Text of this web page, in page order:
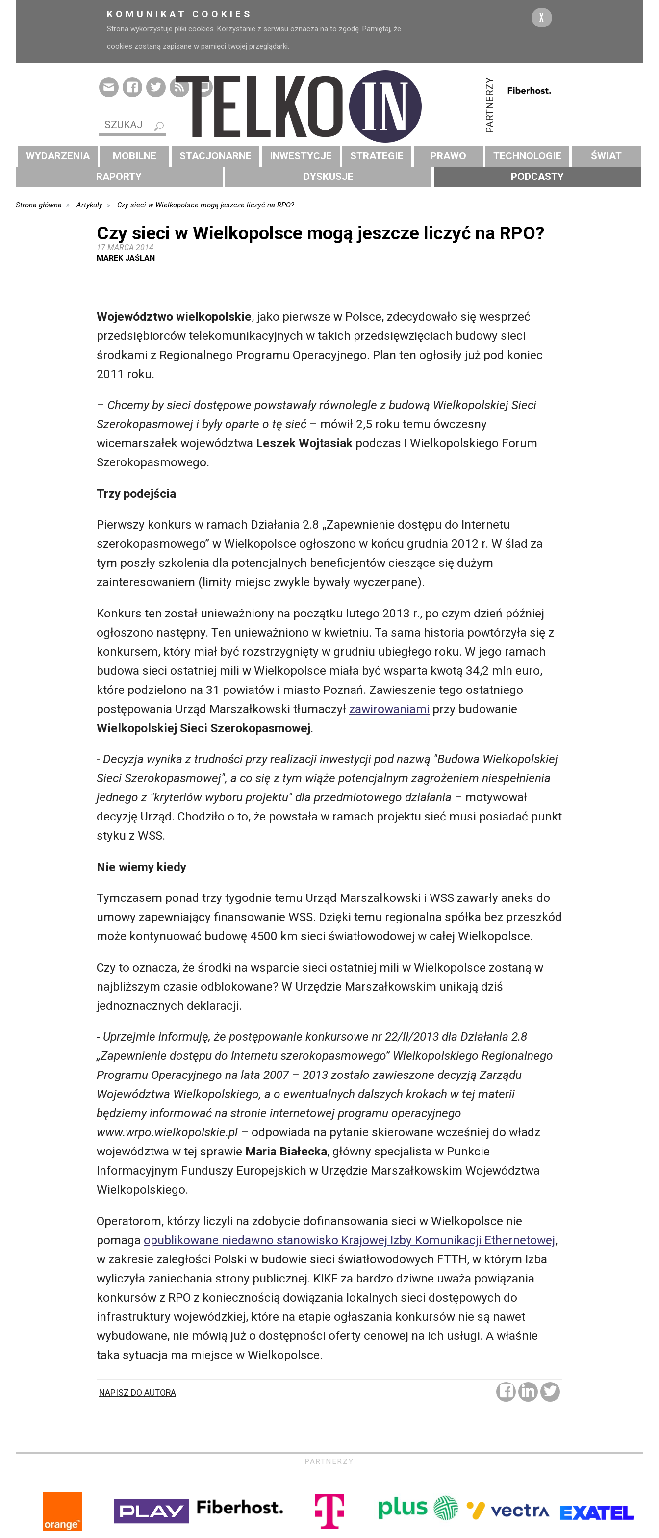
KOMUNIKAT COOKIES
Strona wykorzystuje pliki cookies. Korzystanie z serwisu oznacza na to zgodę. Pamiętaj, że
cookies zostaną zapisane w pamięci twojej przeglądarki.
X
PARTNERZY
WYDARZENIA MOBILNE STACJONARNE INWESTYCJE STRATEGIE PRAWO TECHNOLOGIE
ŚWIAT
RAPORTY
DYSKUSJE PODCASTY
Strona główna Artykuły Czy sieci w Wielkopolsce mogą jeszcze liczyć na RPO?
Czy sieci w Wielkopolsce mogą jeszcze liczyć na RPO?
17 MARCA 2014
MAREK JAŚLAN
Województwo wielkopolskie, jako pierwsze w Polsce, zdecydowało się wesprzeć
przedsiębiorców telekomunikacyjnych w takich przedsięwzięciach budowy sieci
środkami z Regionalnego Programu Operacyjnego. Plan ten ogłosiły już pod koniec
2011 roku.
– Chcemy by sieci dostępowe powstawały równolegle z budową Wielkopolskiej Sieci
Szerokopasmowej i były oparte o tę sieć – mówił 2,5 roku temu ówczesny
wicemarszałek województwa Leszek Wojtasiak podczas I Wielkopolskiego Forum
Szerokopasmowego.
Trzy podejścia
Pierwszy konkurs w ramach Działania 2.8 „Zapewnienie dostępu do Internetu
szerokopasmowego” w Wielkopolsce ogłoszono w końcu grudnia 2012 r. W ślad za
tym poszły szkolenia dla potencjalnych beneficjentów cieszące się dużym
zainteresowaniem (limity miejsc zwykle bywały wyczerpane).
Konkurs ten został unieważniony na początku lutego 2013 r., po czym dzień później
ogłoszono następny. Ten unieważniono w kwietniu. Ta sama historia powtórzyła się z
konkursem, który miał być rozstrzygnięty w grudniu ubiegłego roku. W jego ramach
budowa sieci ostatniej mili w Wielkopolsce miała być wsparta kwotą 34,2 mln euro,
które podzielono na 31 powiatów i miasto Poznań. Zawieszenie tego ostatniego
postępowania Urząd Marszałkowski tłumaczył zawirowaniami przy budowanie
Wielkopolskiej Sieci Szerokopasmowej.
- Decyzja wynika z trudności przy realizacji inwestycji pod nazwą "Budowa Wielkopolskiej
Sieci Szerokopasmowej", a co się z tym wiąże potencjalnym zagrożeniem niespełnienia
jednego z "kryteriów wyboru projektu" dla przedmiotowego działania – motywował
decyzję Urząd. Chodziło o to, że powstała w ramach projektu sieć musi posiadać punkt
styku z WSS.
Nie wiemy kiedy
Tymczasem ponad trzy tygodnie temu Urząd Marszałkowski i WSS zawarły aneks do
umowy zapewniający finansowanie WSS. Dzięki temu regionalna spółka bez przeszkód
może kontynuować budowę 4500 km sieci światłowodowej w całej Wielkopolsce.
Czy to oznacza, że środki na wsparcie sieci ostatniej mili w Wielkopolsce zostaną w
najbliższym czasie odblokowane? W Urzędzie Marszałkowskim unikają dziś
jednoznacznych deklaracji.
- Uprzejmie informuję, że postępowanie konkursowe nr 22/II/2013 dla Działania 2.8
„Zapewnienie dostępu do Internetu szerokopasmowego” Wielkopolskiego Regionalnego
Programu Operacyjnego na lata 2007 – 2013 zostało zawieszone decyzją Zarządu
Województwa Wielkopolskiego, a o ewentualnych dalszych krokach w tej materii
będziemy informować na stronie internetowej programu operacyjnego
www.wrpo.wielkopolskie.pl – odpowiada na pytanie skierowane wcześniej do władz
województwa w tej sprawie Maria Białecka, główny specjalista w Punkcie
Informacyjnym Funduszy Europejskich w Urzędzie Marszałkowskim Województwa
Wielkopolskiego.
Operatorom, którzy liczyli na zdobycie dofinansowania sieci w Wielkopolsce nie
pomaga opublikowane niedawno stanowisko Krajowej Izby Komunikacji Ethernetowej,
w zakresie zaległości Polski w budowie sieci światłowodowych FTTH, w którym Izba
wyliczyła zaniechania strony publicznej. KIKE za bardzo dziwne uważa powiązania
konkursów z RPO z koniecznością dowiązania lokalnych sieci dostępowych do
infrastruktury wojewódzkiej, które na etapie ogłaszania konkursów nie są nawet
wybudowane, nie mówią już o dostępności oferty cenowej na ich usługi. A właśnie
taka sytuacja ma miejsce w Wielkopolsce.
NAPISZ DO AUTORA
PARTNERZY